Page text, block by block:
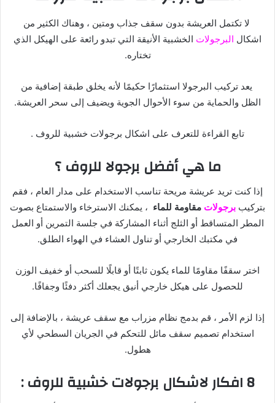
لا تكتمل العريشة بدون سقف جذاب ومتين ، وهناك الكثير من
اشكال البرجولات الخشبية الأنيقة التي تبدو رائعة على الهيكل الذي
تختاره.
يعد تركيب البرجولا استثمارًا حكيمًا لأنه يخلق طبقة إضافية من
الظل والحماية من سوء الأحوال الجوية ويضيف إلى سحر العريشة.
تابع القراءة للتعرف على اشكال برجولات خشبية للروف .
ما هي أفضل برجولا للروف ؟
إذا كنت تريد عريشة مريحة تناسب الاستخدام على مدار العام ، فقم
بتركيب برجولات مقاومة للماء ، يمكنك الاسترخاء والاستمتاع بصوت
المطر المتساقط أو الثلج أثناء المشاركة في جلسة التمرين أو العمل
في مكتبك الخارجي أو تناول العشاء في الهواء الطلق.
اختر سقفًا مقاومًا للماء يكون ثابتًا أو قابلًا للسحب أو خفيف الوزن
للحصول على هيكل خارجي أنيق يجعلك أكثر دفئًا وجفافًا.
إذا لزم الأمر ، قم بدمج نظام مزراب مع سقف عريشة ، بالإضافة إلى
استخدام تصميم سقف مائل للتحكم في الجريان السطحي لأي
هطول.
8 افكار لاشكال برجولات خشبية للروف :